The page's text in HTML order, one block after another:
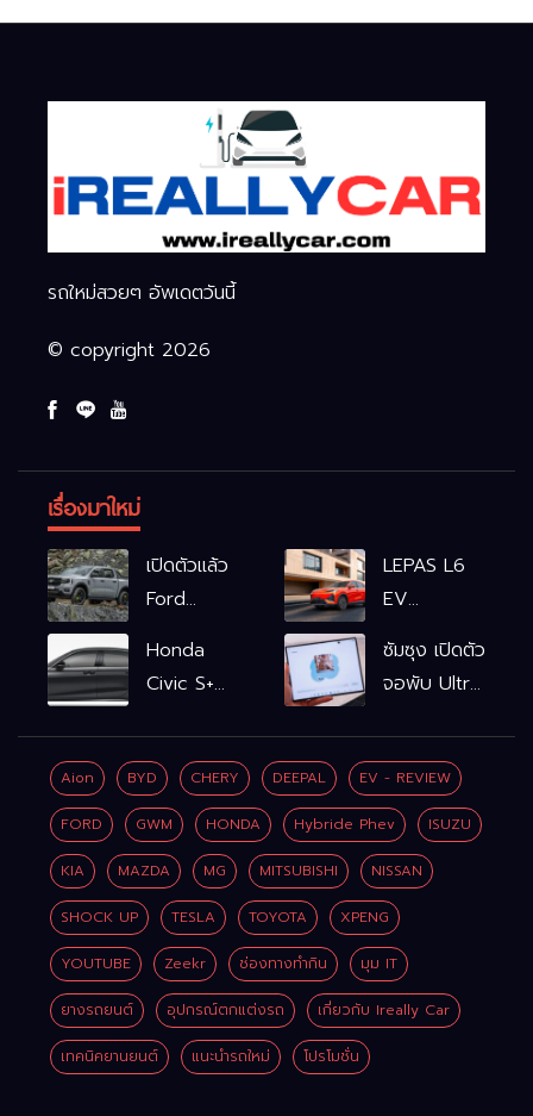
รถใหม่สวยๆ อัพเดตวันนี้
© copyright 2026
เรื่องมาใหม่
เปิดตัวแล้ว
Ford
WOLFTRAK
LEPAS L6
EV
L6 EV
Comfort
FWD
769,900
บาท L6 EV
Premium
FWD
799,900
บาท
Honda
Civic S+
จำลองเกียร์
เพิ่ม 2 หมื่น
บาท
ซัมซุง เปิดตัว
จอพับ Ultra
เชื่อมมือถือ-
นาฬิกา-แว่น
อัจฉริยะ
Aion BYD CHERY DEEPAL EV - REVIEW
FORD GWM HONDA Hybride Phev ISUZU
KIA MAZDA MG MITSUBISHI NISSAN
SHOCK UP TESLA TOYOTA XPENG
YOUTUBE Zeekr ช่องทางทำกิน มุม IT
ยางรถยนต์ อุปกรณ์ตกแต่งรถ เกี่ยวกับ Ireally Car
เทคนิคยานยนต์ แนะนำรถใหม่ โปรโมชั่น